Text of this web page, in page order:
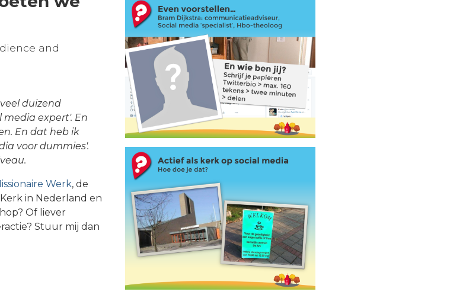
and
duizend
media expert'. En
En dat heb ik
voor dummies'.
Werk, de
in Nederland en
Of liever
Stuur mij dan